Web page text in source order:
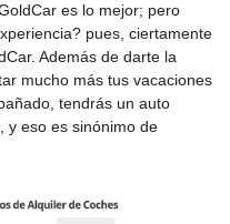
es lo mejor; pero
pues, ciertamente
Además de darte la
mucho más tus vacaciones
tendrás un auto
y eso es sinónimo de